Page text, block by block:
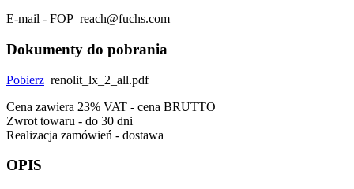
E-mail - FOP_reach@fuchs.com
Dokumenty do pobrania
Pobierz renolit_lx_2_all.pdf
Cena zawiera 23% VAT - cena BRUTTO
Zwrot towaru - do 30 dni
Realizacja zamówień - dostawa
OPIS